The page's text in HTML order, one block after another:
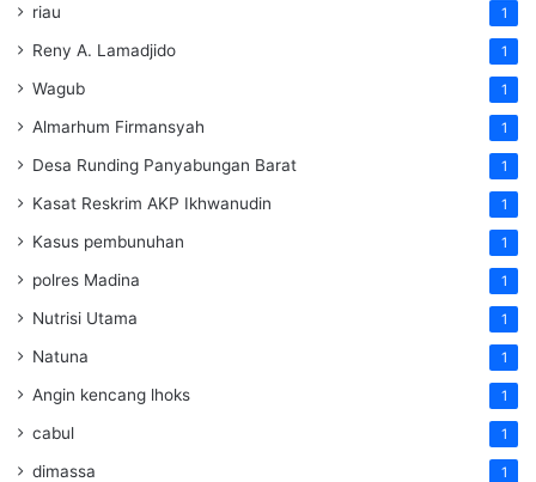
riau 1
Reny A. Lamadjido 1
Wagub 1
Almarhum Firmansyah 1
Desa Runding Panyabungan Barat 1
Kasat Reskrim AKP Ikhwanudin 1
Kasus pembunuhan 1
polres Madina 1
Nutrisi Utama 1
Natuna 1
Angin kencang lhoks 1
cabul 1
dimassa 1